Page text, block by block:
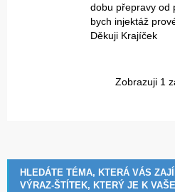
dobu přepravy od
bych injektáž
Děkuji Krajíček
Zobrazuji 1
HLEDÁTE TÉMA, KTERÁ VÁS
VÝRAZ-ŠTÍTEK, KTERÝ JE K